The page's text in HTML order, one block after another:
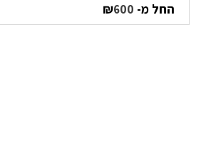
החל מ- ₪600